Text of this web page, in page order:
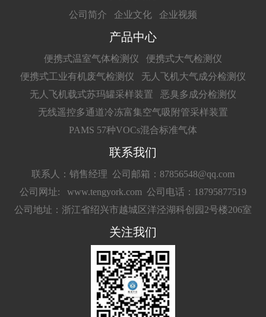
公司简介 企业文化 企业视频
产品中心
便携式温室气体检测仪
便携式大气检测仪
便携式工业有机废气检测仪
无人飞机大气成分检测仪
无人飞机载式苏玛罐采样装置
恶臭多成分检测仪
无线遥控多通道冷冻富集空气吸附管采样装置
PAMS 57种VOCs混合标准气体
联系我们
联系人：销售经理 公司邮箱：87856548@qq.com
公司网址: www.tengyork.com 公司电话：18795877519
公司地址：浙江省绍兴市越城区洋泾湖科创园2号楼206室
关注我们